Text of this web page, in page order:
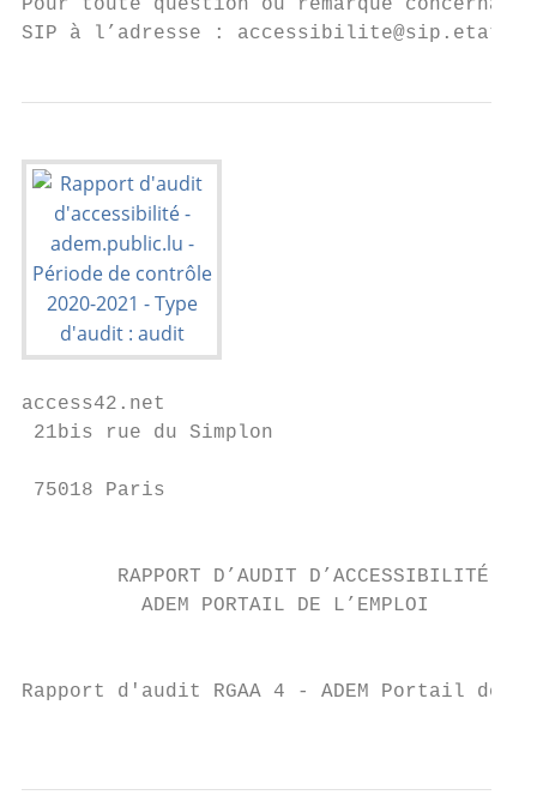
Pour toute question ou remarque
SIP à l’adresse :
access42.net
21bis rue du Simplon
75018 Paris
        RAPPORT D’AUDIT D’ACCESSIBILITÉ
          ADEM PORTAIL DE L’EMPLOI
Rapport d'audit RGAA 4 - ADEM Portail de